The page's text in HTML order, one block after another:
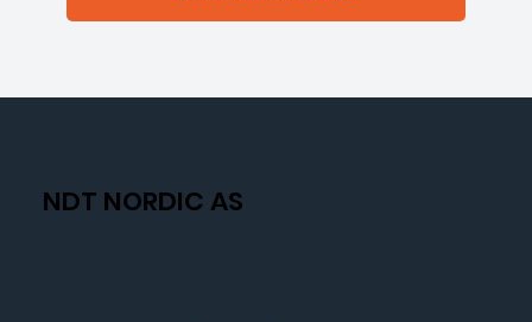
NDT NORDIC AS